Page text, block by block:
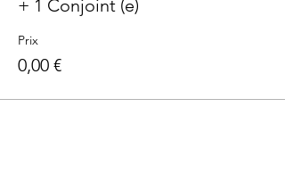
+ 1 Conjoint (e)
Prix
0,00 €